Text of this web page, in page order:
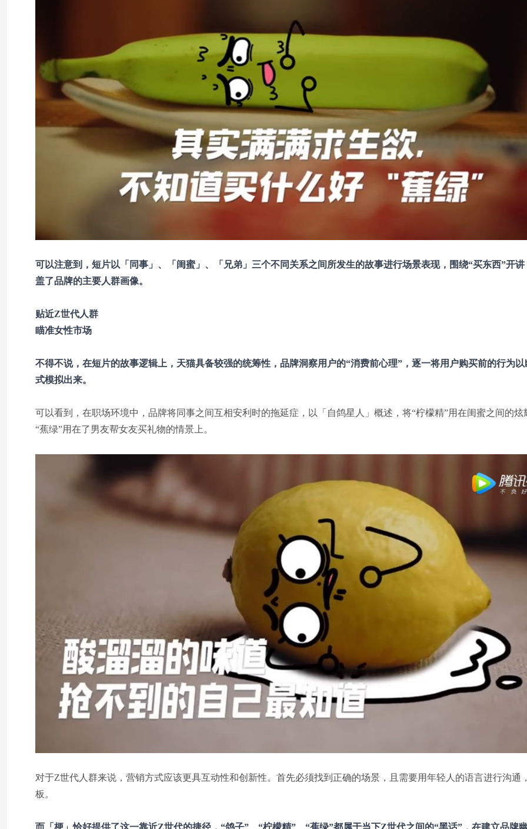
可以注意到，短片以「同事」、「闺蜜」、「兄弟」三个不同关系之间所发生的故事进行场景表现，围绕“买东西”开
盖了品牌的主要人群画像。
贴近Z世代人群
瞄准女性市场
不得不说，在短片的故事逻辑上，天猫具备较强的统筹性，品牌洞察用户的“消费前心理”，逐一将用户购买前的行为
式模拟出来。
可以看到，在职场环境中，品牌将同事之间互相安利时的拖延症，以「自鸽星人」概述，将“柠檬精”用在闺蜜之间的炫
“蕉绿”用在了男友帮女友买礼物的情景上。
对于Z世代人群来说，营销方式应该更具互动性和创新性。首先必须找到正确的场景，且需要用年轻人的语言进行沟通
板。